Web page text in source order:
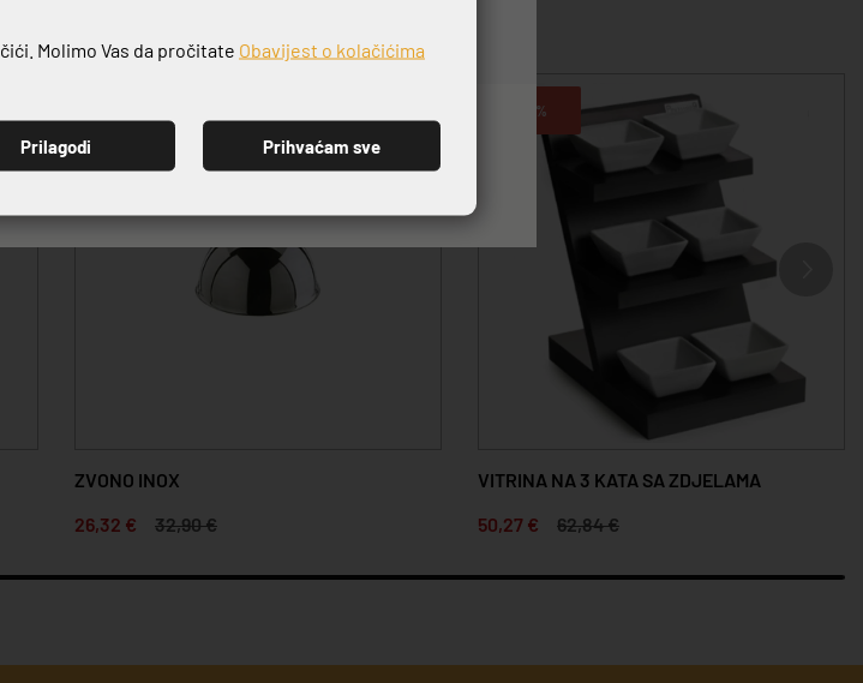
ZVONO INOX
26,32 €
32,90 €
-20%
VITRINA NA 3 KATA SA ZDJELAMA
50,27 €
62,84 €
PRIJAVI SE
Molimo Vas da pročitate Obavijest o kolačićima
Prilagodi Prihvaćam sve